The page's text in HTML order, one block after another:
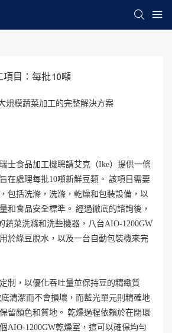
目：每批10噸
規模蔬菜加工的完整解決方案
士食品加工機聘請艾克（Ike）提供一條
在處理每批10噸新鮮豆類。 該項目需要
包括洗滌，洗滌，乾燥和包裝設備，以
和食品安全標準。 經過徹底的諮詢後，
蔬菜洗滌和洗些機器，八台AIO-1200GW
於綠豆脫水，以及一台自動包裝機來完
制，以優化吞吐量並保持豆的精緻質
清潔而不會損壞，而藍光單元則精確地
留顏色和質地。 乾燥過程依賴於在閉環
AIO-1200GW乾燥室，這可以確保均勻